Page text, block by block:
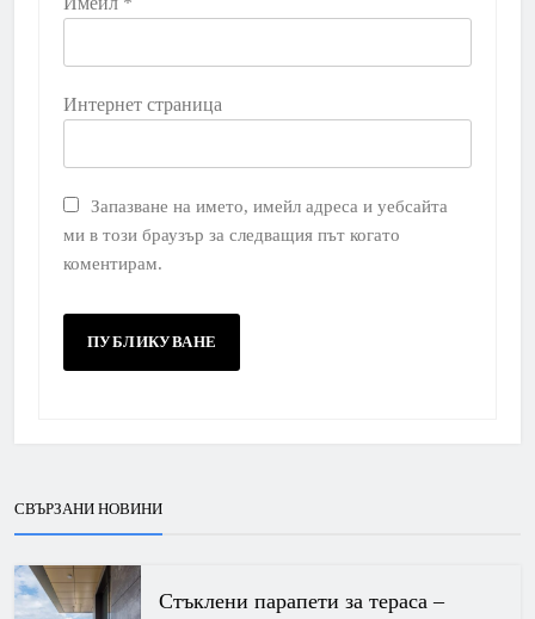
Интернет страница
Запазване на името, имейл адреса и уебсайта
ми в този браузър за следващия път когато
коментирам.
СВЪРЗАНИ НОВИНИ
Стъклени парапети за тераса –